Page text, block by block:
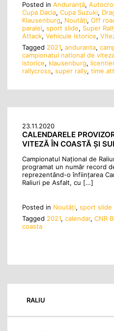
Posted in Anduranţă,
Cupa Dacia, Cupa Suzuki,
Klausenburg, Noutăţi, Off
paralel, sport slide, Super
Attack, Vehicule istorice,
Tagged 2021, anduranta,
campionatul national de
istorice, klausenburg,
rallycross, super rally, time
23.11.2020
CALENDARELE
VITEZĂ ÎN COASTĂ ŞI
Campionatul Naţional de
programat un număr record
reprezentând-o înfiinţarea
Raliuri pe Asfalt, cu […]
Posted in Noutăţi, sport slide
Tagged 2021, calendar, CNR
coasta
RALIU